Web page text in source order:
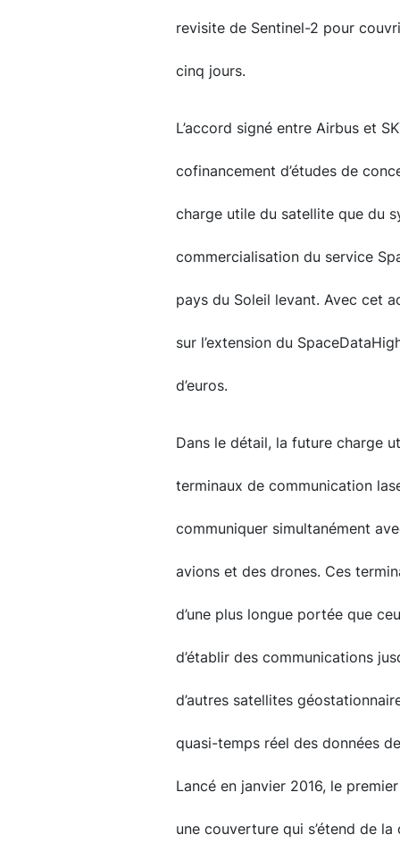
revisite de Sentinel-2 pour
cinq jours.
L’accord signé entre Airbus et
cofinancement d’études de
charge utile du satellite que du
commercialisation du service
pays du Soleil levant. Avec cet
sur l’extension du
d’euros.
Dans le détail, la future charge
terminaux de communication
communiquer simultanément
avions et des drones. Ces
d’une plus longue portée que
d’établir des communications
d’autres satellites
quasi-temps réel des données
Lancé en janvier 2016, le
une couverture qui s’étend de la